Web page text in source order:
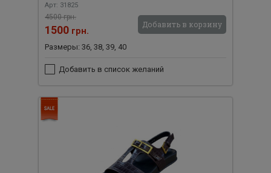
Арт: 31825
4500 грн.
1500 грн.
Добавить в корзину
Размеры: 36, 38, 39, 40
Добавить в список желаний